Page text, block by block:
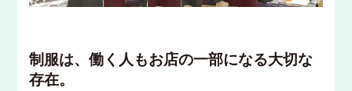
制服は、働く人もお店の一部になる大切な
存在。